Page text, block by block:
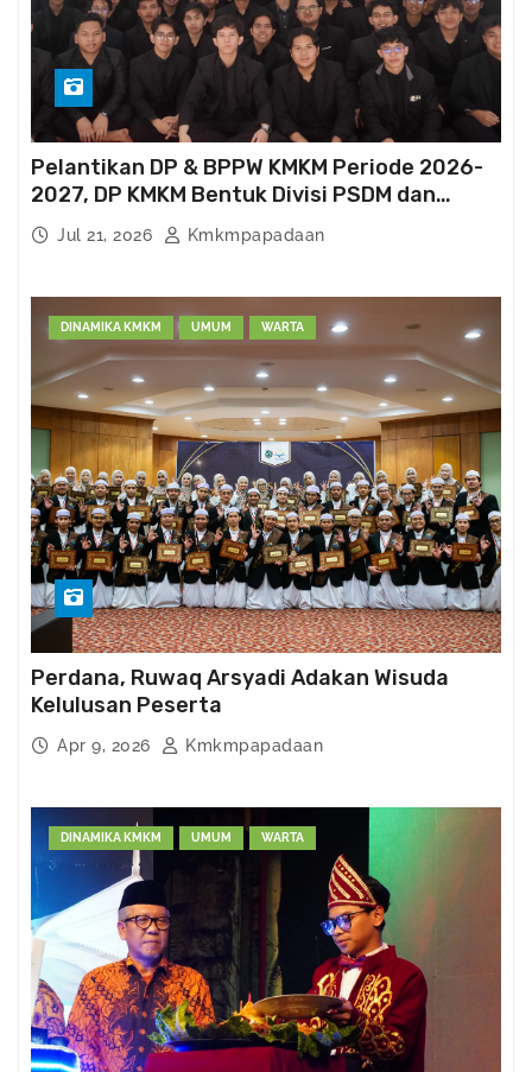
Pelantikan DP & BPPW KMKM Periode 2026-
2027, DP KMKM Bentuk Divisi PSDM dan
Kema’had-an
Jul 21, 2026 Kmkmpapadaan
DINAMIKA KMKM UMUM WARTA
Perdana, Ruwaq Arsyadi Adakan Wisuda
Kelulusan Peserta
Apr 9, 2026 Kmkmpapadaan
DINAMIKA KMKM UMUM WARTA